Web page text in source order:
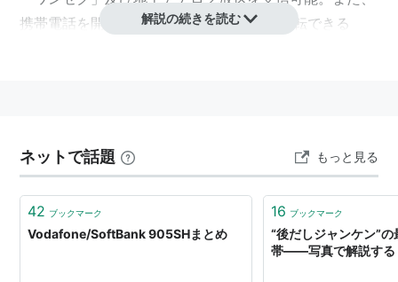
携帯電話を開いた状態で液晶画面を90度回転できる
通信方式:W-CDMA
サイズ:約49×105×27mm（折りたたみ時）
重さ:約149g
連続通話時間/待受時間:約180分/約360時間（折りた
解説の続きを読む
ネットで話題 もっと見る
42 ブックマーク
Vodafone/SoftBank 905SHまとめ
16 ブックマーク
“後だしジャンケン”
帯――写真で解説す